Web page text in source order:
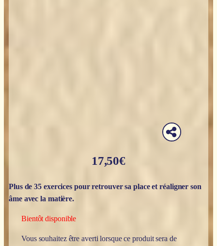
17,50€
Plus de 35 exercices pour retrouver sa place et réaligner son
âme avec la matière.
Bientôt disponible
Vous souhaitez être averti lorsque ce produit sera de